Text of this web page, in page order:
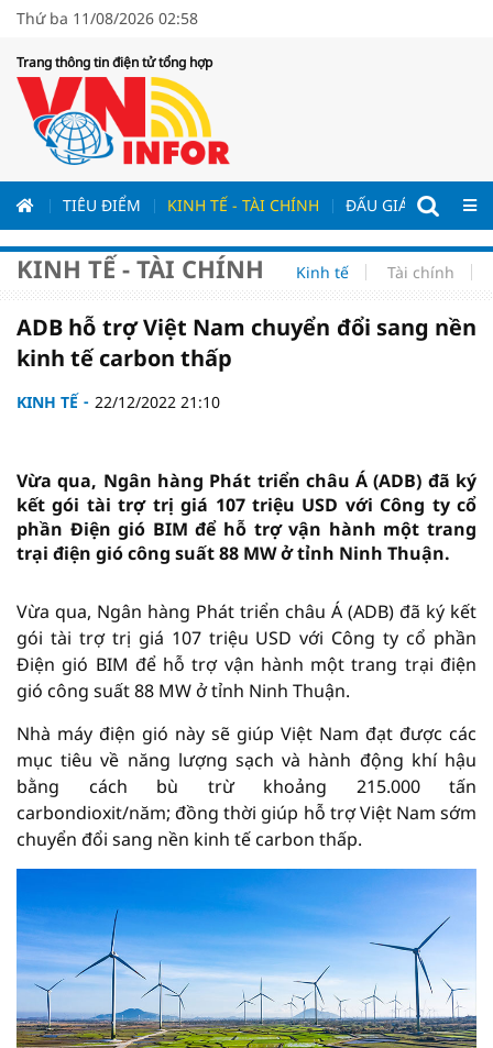
Thứ ba 11/08/2026 02:58
Trang thông tin điện tử tổng hợp
TIÊU ĐIỂM KINH TẾ - TÀI CHÍNH ĐẤU GIÁ - ĐẤU
KINH TẾ - TÀI CHÍNH Kinh tế Tài chính
ADB hỗ trợ Việt Nam chuyển đổi sang nền
kinh tế carbon thấp
KINH TẾ 22/12/2022 21:10
Vừa qua, Ngân hàng Phát triển châu Á (ADB) đã ký
kết gói tài trợ trị giá 107 triệu USD với Công ty cổ
phần Điện gió BIM để hỗ trợ vận hành một trang
trại điện gió công suất 88 MW ở tỉnh Ninh Thuận.
Vừa qua, Ngân hàng Phát triển châu Á (ADB) đã ký kết
gói tài trợ trị giá 107 triệu USD với Công ty cổ phần
Điện gió BIM để hỗ trợ vận hành một trang trại điện
gió công suất 88 MW ở tỉnh Ninh Thuận.
Nhà máy điện gió này sẽ giúp Việt Nam đạt được các
mục tiêu về năng lượng sạch và hành động khí hậu
bằng cách bù trừ khoảng 215.000 tấn
carbondioxit/năm; đồng thời giúp hỗ trợ Việt Nam sớm
chuyển đổi sang nền kinh tế carbon thấp.